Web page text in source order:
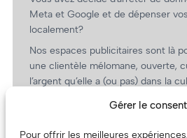
Gérer le
Pour offrir les meilleures
Meta et Google et de dépenser
localement?
Nos espaces publicitaires sont là
une clientèle mélomane, ouverte,
l’argent qu’elle a (ou pas) dans la
revient.